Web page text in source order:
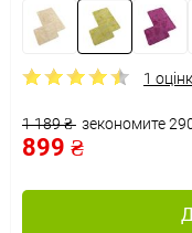
1
1 189 ₴ зекономите
899 ₴